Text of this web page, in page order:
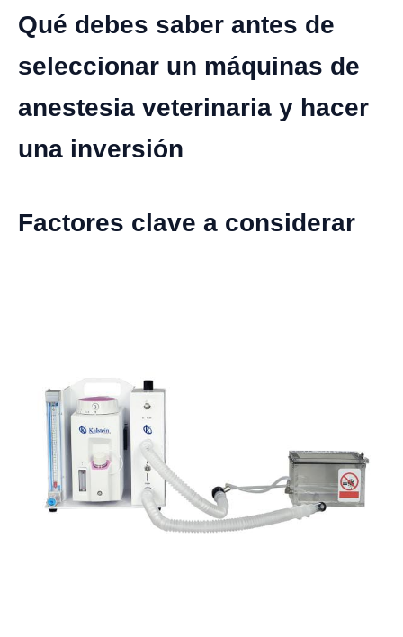
Qué debes saber antes de
seleccionar un máquinas de
anestesia veterinaria y hacer
una inversión
Factores clave a considerar